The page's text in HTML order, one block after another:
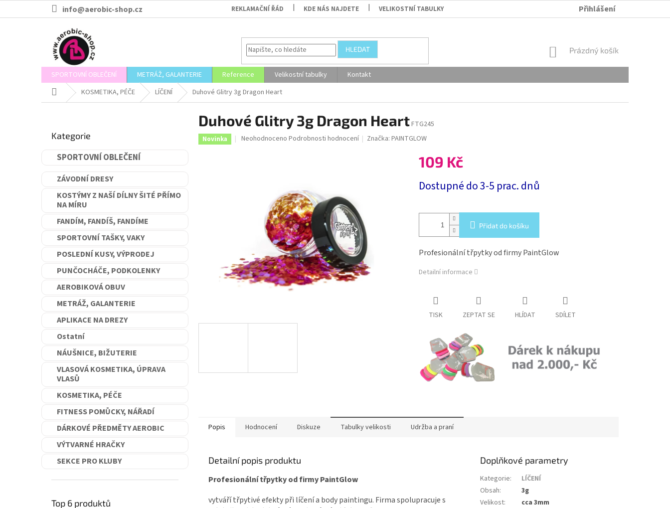
info@aerobic-shop.cz REKLAMAČNÍ ŘÁD KDE NÁS NAJDETE VELIKOSTNÍ TABULKY OBCHODNÍ PODMÍNKY
Přihlášení
HLEDAT
NÁKUPNÍ
Prázdný košík
SPORTOVNÍ OBLEČENÍ METRÁŽ, GALANTERIE Reference Velikostní tabulky
Kontakt
Domů KOSMETIKA, PÉČE LÍČENÍ Duhové Glitry 3g Dragon Heart
kategorie
Kategorie
SPORTOVNÍ OBLEČENÍ
ZÁVODNÍ DRESY
KOSTÝMY Z NAŠÍ DÍLNY ŠITÉ PŘÍMO
NA MÍRU
FANDÍM, FANDÍŠ, FANDÍME
SPORTOVNÍ TAŠKY, VAKY
POSLEDNÍ KUSY, VÝPRODEJ
PUNČOCHÁČE, PODKOLENKY
AEROBIKOVÁ OBUV
METRÁŽ, GALANTERIE
APLIKACE NA DREZY
Ostatní
NÁUŠNICE, BIŽUTERIE
VLASOVÁ KOSMETIKA, ÚPRAVA
VLASŮ
KOSMETIKA, PÉČE
FITNESS POMŮCKY, NÁŘADÍ
DÁRKOVÉ PŘEDMĚTY AEROBIC
VÝTVARNÉ HRAČKY
SEKCE PRO KLUBY
Top 6 produktů
Duhové Glitry 3g Dragon HeartFTG245
Novinka
Průměrné
hvězdiček.
Neohodnoceno Podrobnosti hodnocení Značka:PAINTGLOW
109 Kč
cena:
Dostupné do 3-5 prac. dnů
Přidat do košíku
Profesionální třpytky od firmy PaintGlow
Detailní informace
TISK ZEPTAT SE HLÍDAT SDÍLET
Popis Hodnocení Diskuze Tabulky velikosti Udržba a praní
Detailní popis produktu
Profesionální třpytky od firmy PaintGlow
vytváří třpytivé efekty při líčení a body paintingu. Firma spolupracuje s
Doplňkové parametry
Kategorie:
LÍČENÍ
Obsah:
3g
Velikost:
cca 3mm